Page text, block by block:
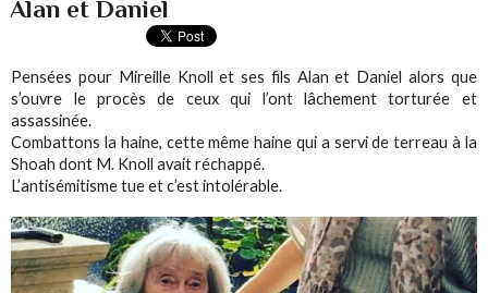
Alan et Daniel
Pensées pour Mireille Knoll et ses fils Alan et Daniel alors que
s’ouvre le procès de ceux qui l’ont lâchement torturée et
assassinée.
Combattons la haine, cette même haine qui a servi de terreau à la
Shoah dont M. Knoll avait réchappé.
L’antisémitisme tue et c’est intolérable.